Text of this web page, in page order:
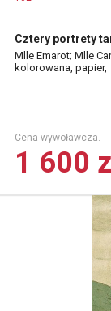
Cztery portrety
Mlle Emarot; Mlle
kolorowana, papier,
Cena wywoławcza.
1 600